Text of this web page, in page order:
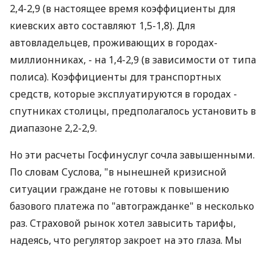
2,4-2,9 (в настоящее время коэффициенты для
киевских авто составляют 1,5-1,8). Для
автовладельцев, проживающих в городах-
миллионниках, - на 1,4-2,9 (в зависимости от типа
полиса). Коэффициенты для транспортных
средств, которые эксплуатируются в городах -
спутниках столицы, предполагалось установить в
диапазоне 2,2-2,9.
Но эти расчеты Госфинуслуг сочла завышенными.
По словам Суслова, "в нынешней кризисной
ситуации граждане не готовы к повышению
базового платежа по "автогражданке" в несколько
раз. Страховой рынок хотел завысить тарифы,
надеясь, что регулятор закроет на это глаза. Мы